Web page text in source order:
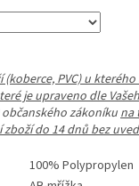
PVC) u
je upraveno dle
občanského zákoníku na
do 14 dnů bez
100% Polypropylen